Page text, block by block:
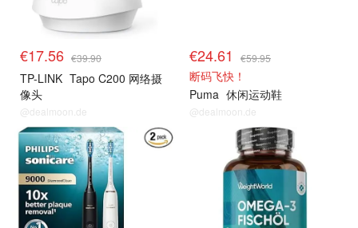
€17.56 €39.90
TP-LINK Tapo C200 网络摄
像头
@dealmoon.de
€24.61 €59.95
断码飞快！
Puma 休闲运动鞋
@dealmoon.de